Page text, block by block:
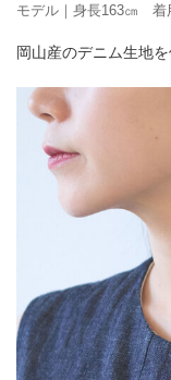
モデル｜身長163㎝ 着
岡山産のデニム生地